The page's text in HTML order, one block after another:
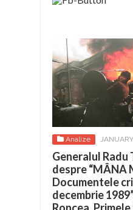
Analize
Generalul Radu
despre “MÂNA
Documentele
decembrie